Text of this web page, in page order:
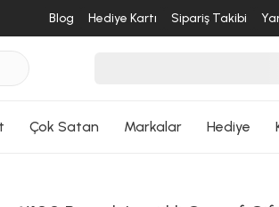
Blog Hediye Kartı Sipariş Takibi
Çok Satan Markalar Hediye